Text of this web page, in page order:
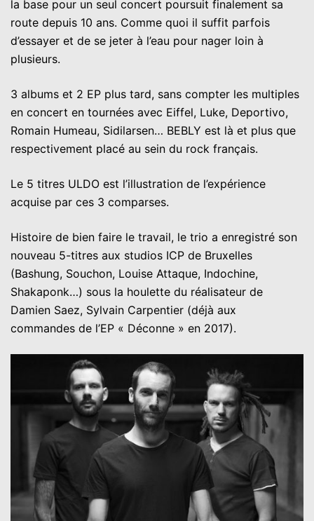
la base pour un seul concert poursuit finalement sa
route depuis 10 ans. Comme quoi il suffit parfois
d’essayer et de se jeter à l’eau pour nager loin à
plusieurs.
3 albums et 2 EP plus tard, sans compter les multiples
en concert en tournées avec Eiffel, Luke, Deportivo,
Romain Humeau, Sidilarsen… BEBLY est là et plus que
respectivement placé au sein du rock français.
Le 5 titres ULDO est l’illustration de l’expérience
acquise par ces 3 comparses.
Histoire de bien faire le travail, le trio a enregistré son
nouveau 5-titres aux studios ICP de Bruxelles
(Bashung, Souchon, Louise Attaque, Indochine,
Shakaponk…) sous la houlette du réalisateur de
Damien Saez, Sylvain Carpentier (déjà aux
commandes de l’EP « Déconne » en 2017).